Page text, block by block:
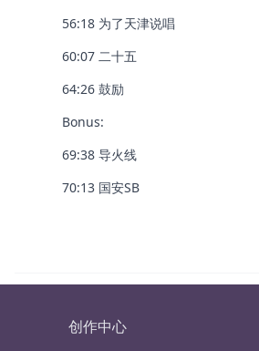
56:18 为了天津说唱
60:07 二十五
64:26 鼓励
Bonus:
69:38 导火线
70:13 国安SB
创作中心